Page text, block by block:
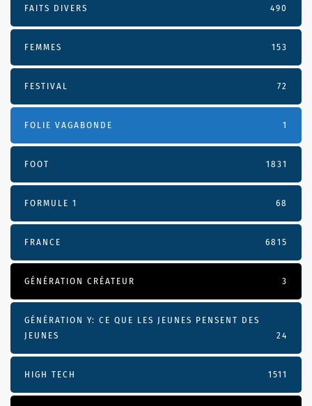
FAITS DIVERS 490
FEMMES 153
FESTIVAL 72
FOLIE VAGABONDE 1
FOOT 1831
FORMULE 1 68
FRANCE 6815
GÉNÉRATION CRÉATEUR 3
GÉNÉRATION Y: CE QUE LES JEUNES PENSENT DES
JEUNES
24
HIGH TECH 1511